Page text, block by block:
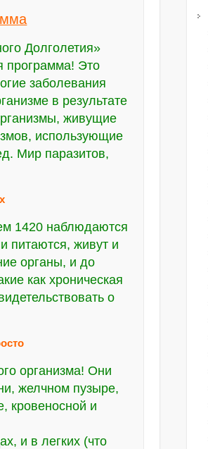
Долголетия»
программа! Это
заболевания
в результате
живущие
использующие
Мир паразитов,
1420 наблюдаются
питаются, живут и
органы, и до
как хроническая
о
организма! Они
желчном пузыре,
кровеносной и
и в легких (что